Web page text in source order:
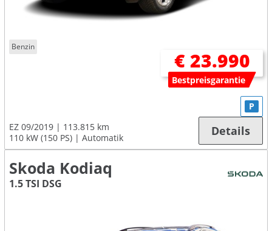
Benzin
€ 23.990
Bestpreisgarantie
EZ 09/2019
113.815 km
110 kW (150 PS)
Automatik
P
Details
Skoda Kodiaq
1.5 TSI DSG